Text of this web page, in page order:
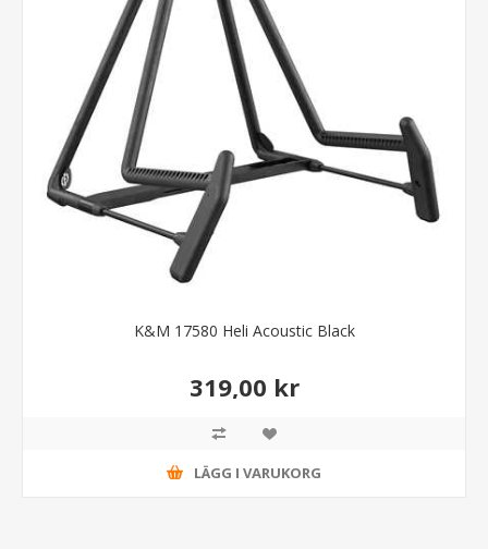
K&M 17580 Heli Acoustic Black
319,00 kr
LÄGG I VARUKORG